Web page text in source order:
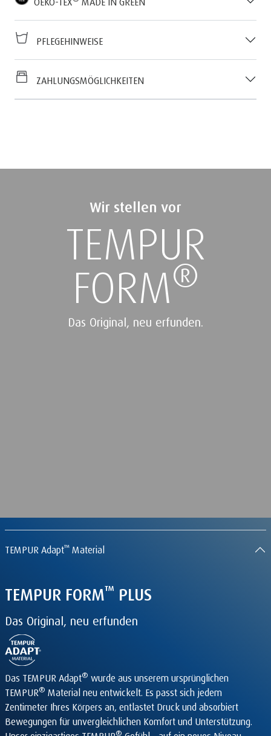
PFLEGEHINWEISE
ZAHLUNGSMÖGLICHKEITEN
Wir stellen vor
TEMPUR
FORM®
Das Original, neu erfunden.
TEMPUR Adapt™ Material
TEMPUR FORM™ PLUS
Das Original, neu erfunden
Das TEMPUR Adapt® wurde aus unserem ursprünglichen
TEMPUR® Material neu entwickelt. Es passt sich jedem
Zentimeter Ihres Körpers an, entlastet Druck und absorbiert
Bewegungen für unvergleichlichen Komfort und Unterstützung.
®